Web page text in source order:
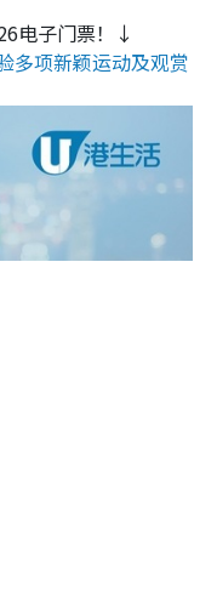
电子门票！↓
多项新颖运动及观赏